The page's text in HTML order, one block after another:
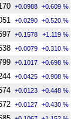
+0.0988 +0.609 %
+0.0290 +0.520 %
+0.1578 +1.119 %
+0.0079 +0.310 %
+0.1017 +0.698 %
+0.0425 +0.908 %
+0.0123 +0.448 %
+0.0127 +0.430 %